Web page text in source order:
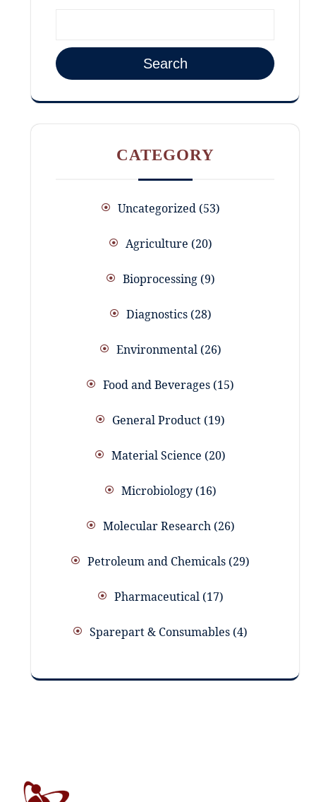
Search
CATEGORY
Uncategorized 53
Agriculture 20
Bioprocessing 9
Diagnostics 28
Environmental 26
Food and Beverages 15
General Product 19
Material Science 20
Microbiology 16
Molecular Research 26
Petroleum and Chemicals 29
Pharmaceutical 17
Sparepart & Consumables 4